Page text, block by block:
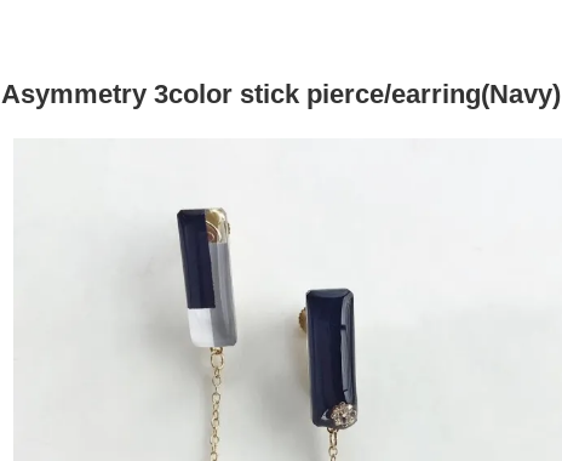
Asymmetry 3color stick pierce/earring(Navy)